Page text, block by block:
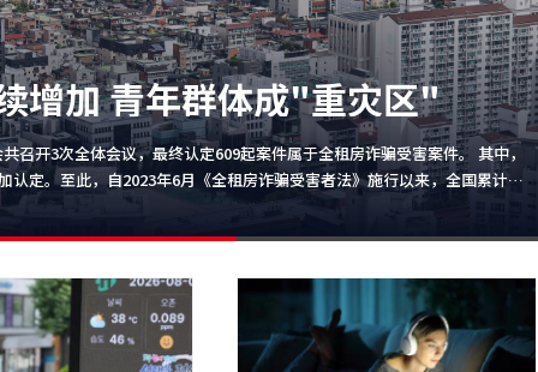
7日或达峰值39℃
统李在明主持召开高温旱情应对会议时表示，韩国正在经历前所未有的极
调动一切行政资源，最大限度减少高温及干旱对民众生命财产造成的损失。
须以高度戒备状态启动全方位应急响应机制，针对极端气候完善应对措
配人员和资源，加强对独居老人、棚户区居民等弱势群体的关怀，上门为